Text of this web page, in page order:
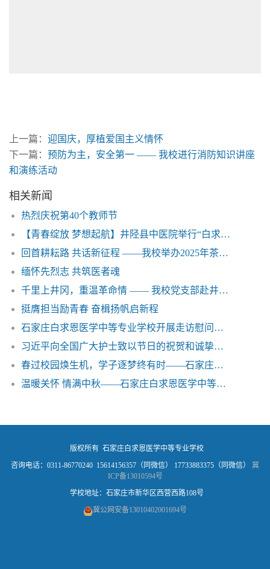
上一篇： 迎国庆，厚植爱国主义情怀
下一篇： 预防为主，安全第一 —— 我校进行消防知识讲座
和演练活动
相关新闻
热烈庆祝第40个教师节
【青春绽放 梦想起航】井陉县中医院举行“白求恩医学中等专业学校2024届护理实习生结业典礼”
回首耕耘路 共话新征程 ——我校举办2025年茶话会暨年度工作总结大会
缅怀先烈志 共筑医者魂
千里上井冈，重温革命情 —— 我校党支部赴井冈山开展红色教育学习活动
挺膺担当励青春 奋楫扬帆启新程
石家庄白求恩医学中等专业学校开展走访慰问老党员活动
习近平向全国广大护士致以节日的祝贺和诚挚的慰问——石家庄白求恩医学院
春过校园焕生机，学子逐梦终有时——石家庄白求恩医学守
温暖关怀 情满中秋——石家庄白求恩医学中等专业学校
版权所有 石家庄白求恩医学中等专业学校
咨询电话：0311-86770240 15614156357（同微信） 17733883375（同微信） 冀
ICP备13010594号
学校地址：石家庄市新华区西营西路108号
冀公网安备13010402001694号